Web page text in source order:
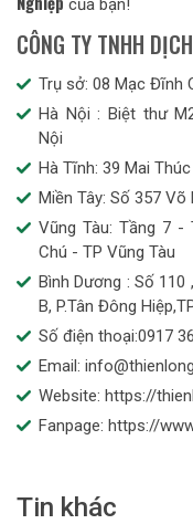
CÔNG TY TNHH
Trụ sở: 08 Mạc Đĩnh
Hà Nội : Biệt thư
Nội
Hà Tĩnh: 39 Mai
Miền Tây: Số 357 Võ
Vũng Tàu: Tầng 7 -
Chú - TP Vũng Tàu
Bình Dương : Số
B, P.Tân Đông
Số điện thoại:0917
Email:
Website: https://
Fanpage: https://
Tin khác